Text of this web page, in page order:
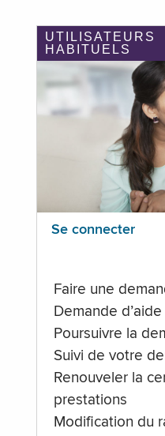
UTILISATEURS
HABITUELS
Se connecter
Faire une
Demande
Poursuivre la
Suivi de votre
Renouveler la
prestations
Modification du